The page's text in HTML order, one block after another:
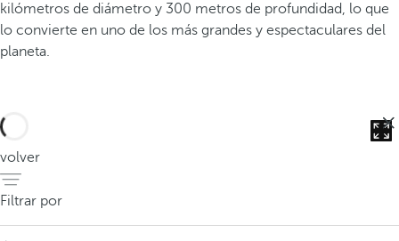
kilómetros de diámetro y 300 metros de profundidad, lo que
lo convierte en uno de los más grandes y espectaculares del
planeta.
volver
Filtrar por
C